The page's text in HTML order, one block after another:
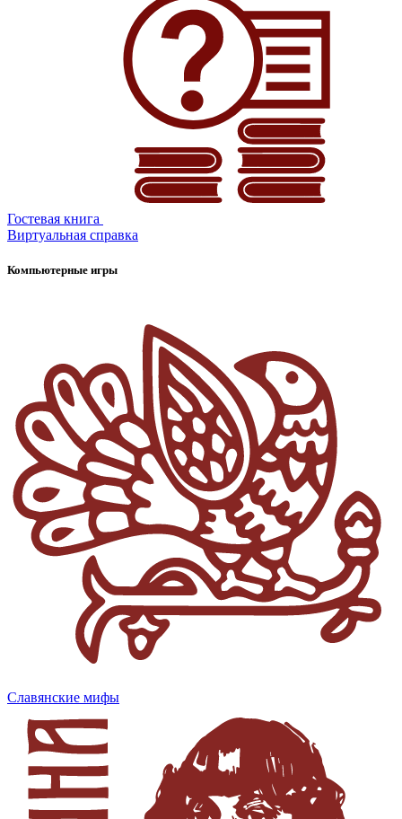
Гостевая книга
Виртуальная справка
Компьютерные игры
Славянские мифы